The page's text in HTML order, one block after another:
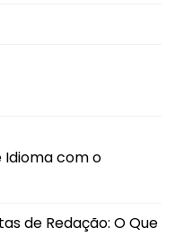
Idioma com o
de Redação: O Que